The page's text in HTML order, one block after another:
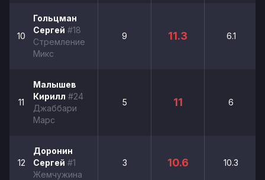
10
Гольцман
Сергей #18
Стремление
Микс
9 11.3 6.1
11
Малышев
Кирилл #24
Джаббари
Марс
5 11 6
12
Доронин
Сергей #1
Жемчужина
3 10.6 10.3